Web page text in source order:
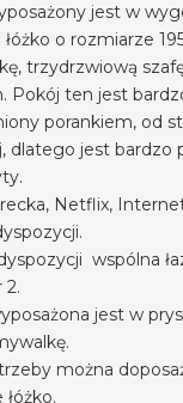
jest w
o rozmiarze
trzydrzwiową
Pokój ten jest
porankiem, od
dlatego jest bardzo
Netflix,
wspólna
2.
jest w
można